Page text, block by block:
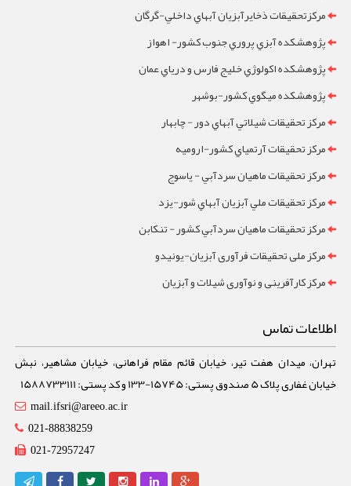
مرکزتحقيقات ذخايرآبزيان آبهاي داخلي-گرگان
پژوهشکده آبزي پروري جنوب کشور- اهواز
پژوهشکده اکولوژي خليج فارس و درياي عمان
پژوهشکده ميگوي کشور-بوشهر
مرکز تحقيقات شيلاتي آبهاي دور - چابهار
مرکز تحقيقات آرتمياي کشور-ارومیه
مرکز تحقيقات ماهيان سردآبي - ياسوج
مرکز تحقيقات ملي آبزيان آبهاي شور-یزد
مرکز تحقيقات ماهيان سردآبي کشور - تنکابن
مرکز ملی تحقیقات فرآوری آبزیان-یونیدو
مرکز کارآفرینی و نوآوری شیلات و آبزیان
اطلاعات تماس
تهران، میدان هفت تیر، خیابان قائم مقام فراهانی، خیابان مشاهیر، نبش
خیابان غفاری پلاک 5 صندوق پستی: 15745-133 و کد پستی: 1588733111
mail.ifsri@areeo.ac.ir
021-88838259
021-72957247